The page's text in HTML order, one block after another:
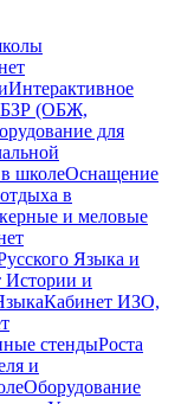
Интерактивное
(ОБЖ,
для
школеОснащение
в
и меловые
Языка и
Истории и
Кабинет ИЗО,
стендыРоста
и
Оборудование